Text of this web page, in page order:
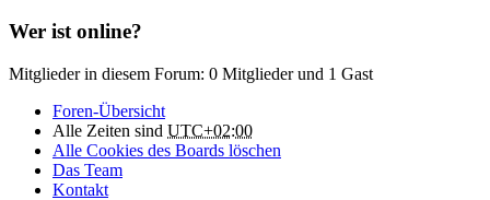
Wer ist online?
Mitglieder in diesem Forum: 0 Mitglieder und 1 Gast
Foren-Übersicht
Alle Zeiten sind UTC+02:00
Alle Cookies des Boards löschen
Das Team
Kontakt